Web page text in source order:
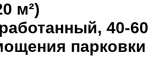
м²)
40-60
парковки